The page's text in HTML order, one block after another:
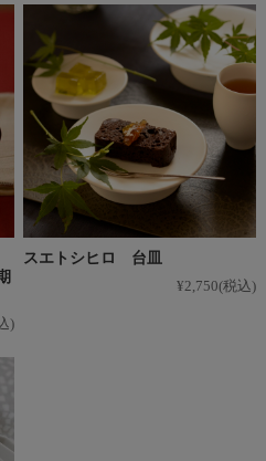
)
スエトシヒロ 台皿
¥2,750(税込)